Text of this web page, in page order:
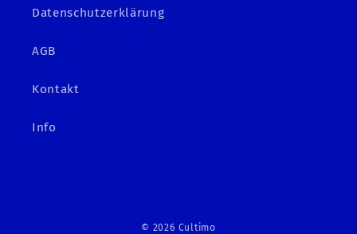
Datenschutzerklärung
AGB
Kontakt
Info
© 2026 Cultimo